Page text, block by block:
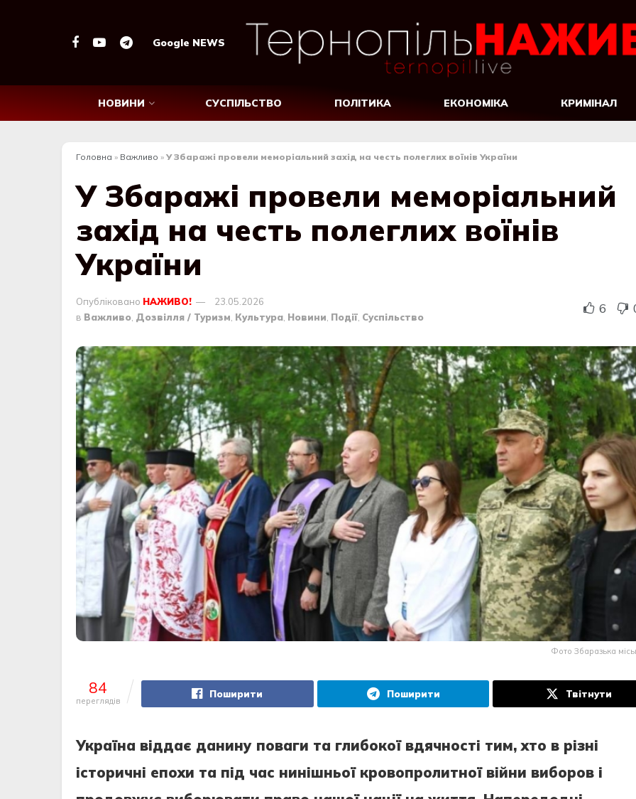
Google NEWS
НОВИНИ СУСПІЛЬСТВО ПОЛІТИКА ЕКОНОМІКА КРИМІНАЛ
Головна » Важливо » У Збаражі провели меморіальний захід на честь полеглих воїнів України
У Збаражі провели меморіальний
захід на честь полеглих воїнів
України
Опубліковано НАЖИВО!
23.05.2026
в Важливо Дозвілля / Туризм Культура Новини Події Суспільство
6
Фото Збаразька
84
переглядів
Поширити Поширити Твітнути
Україна віддає данину поваги та глибокої вдячності тим, хто в різні
історичні епохи та під час нинішньої кровопролитної війни виборов і